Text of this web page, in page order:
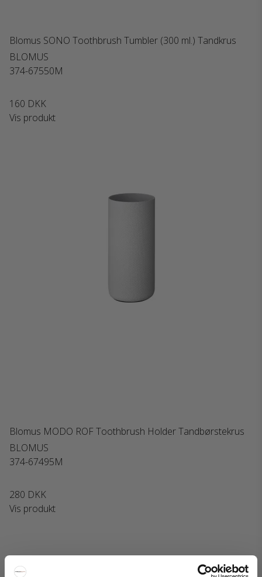
Blomus SONO Toothbrush Tumbler (300 ml.) Tandkrus
BLOMUS
374-67550M
160 DKK
Vis produkt
Blomus MODO ROF Toothbrush Holder Tandbørstekrus
BLOMUS
374-67495M
280 DKK
Vis produkt